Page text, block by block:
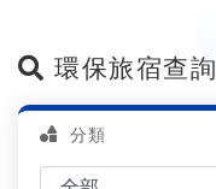
環保旅宿查詢
分類